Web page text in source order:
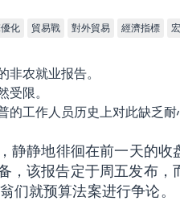
化 貿易戰 對外貿易 經濟指標
农就业报告。
限。
工作人员历史上对此缺乏耐
静静地徘徊在前一天的收
，该报告定于周五发布，
们就预算法案进行争论。